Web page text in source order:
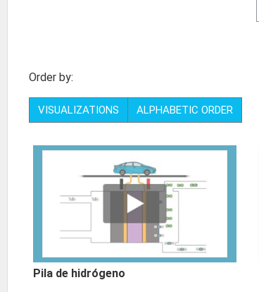
Order by:
VISUALIZATIONS ALPHABETIC ORDER
Pila de hidrógeno